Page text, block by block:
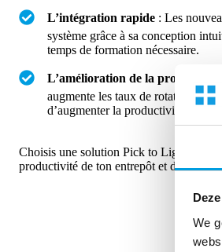
We
L’intégration rapide : Les
système grâce à sa conception
temps de formation nécessaire.
L’amélioration de la productivité
augmente les taux de rotation, ce
d’augmenter la productivité du
Choisis une solution Pick to Light qui
productivité de ton entrepôt et de